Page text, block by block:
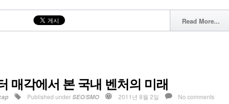
Read More...
매각에서 본 국내 벤처의 미래
Published underSEO/SMO 2011년 8월 2일 No comments